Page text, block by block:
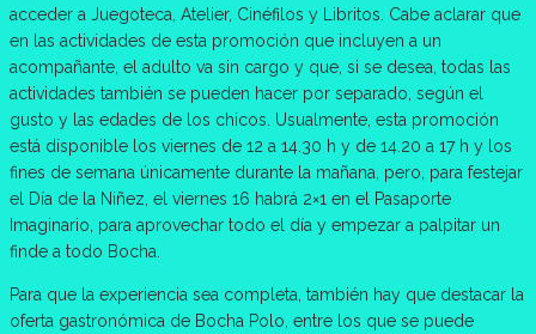
acceder a Juegoteca, Atelier, Cinéfilos y Libritos. Cabe aclarar que
en las actividades de esta promoción que incluyen a un
acompañante, el adulto va sin cargo y que, si se desea, todas las
actividades también se pueden hacer por separado, según el
gusto y las edades de los chicos. Usualmente, esta promoción
está disponible los viernes de 12 a 14.30 h y de 14.20 a 17 h y los
fines de semana únicamente durante la mañana, pero, para festejar
el Día de la Niñez, el viernes 16 habrá 2×1 en el Pasaporte
Imaginario, para aprovechar todo el día y empezar a palpitar un
finde a todo Bocha.
Para que la experiencia sea completa, también hay que destacar la
oferta gastronómica de Bocha Polo, entre los que se puede